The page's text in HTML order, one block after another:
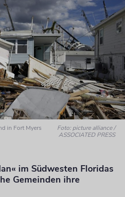
in Fort Myers
Foto: picture alliance /
ASSOCIATED PRESS
im Südwesten Floridas
Gemeinden ihre